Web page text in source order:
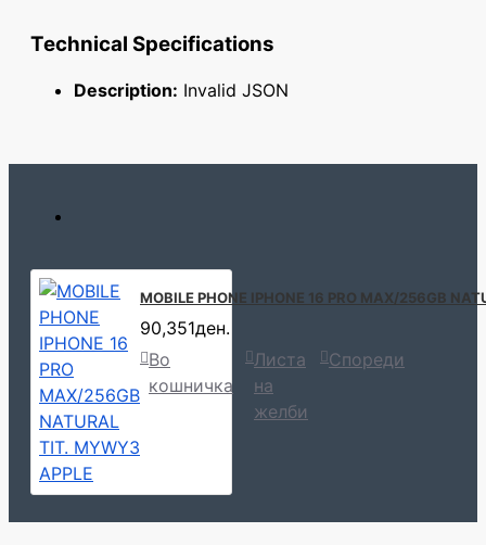
Technical Specifications
Description: Invalid JSON
MOBILE PHONE IPHONE 16 PRO MAX/256GB
90,351ден.
Во
кошничка
Листа
на
желби
Спореди